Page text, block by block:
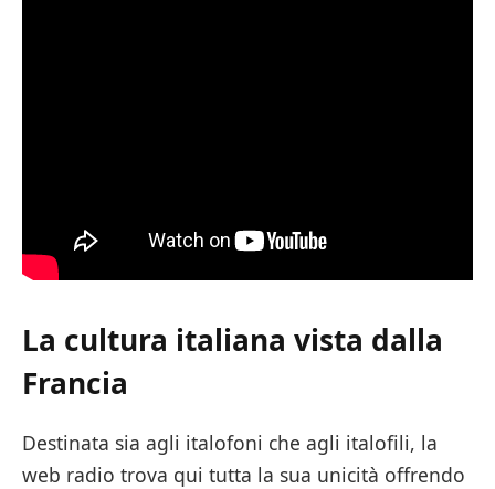
La cultura italiana vista dalla
Francia
Destinata sia agli italofoni che agli italofili, la
web radio trova qui tutta la sua unicità offrendo